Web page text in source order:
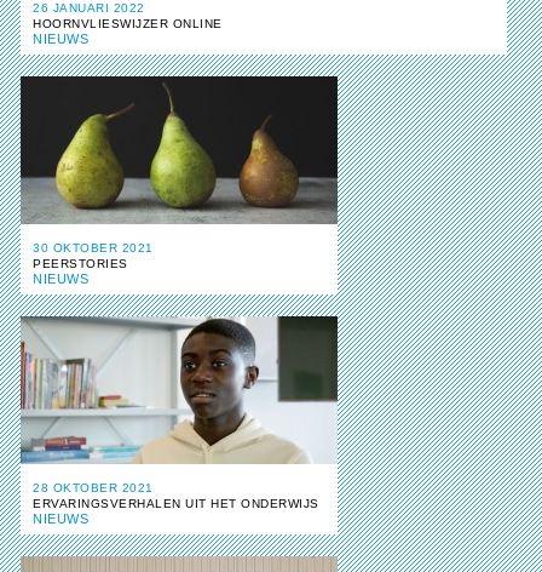
26 JANUARI 2022
HOORNVLIESWIJZER ONLINE
NIEUWS
30 OKTOBER 2021
PEERSTORIES
NIEUWS
28 OKTOBER 2021
ERVARINGSVERHALEN UIT HET ONDERWIJS
NIEUWS